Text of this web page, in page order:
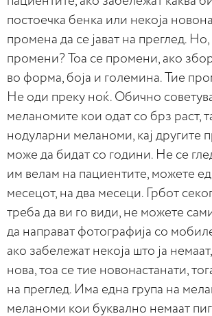
постоечка бенка или некоја
промена да се јават на преглед. Но,
промени? Тоа се промени, ако
во форма, боја и големина. Тие
Не оди преку ноќ. Обично
меланомите кои одат со брз раст,
нодуларни меланоми, кај другите
може да бидат со години. Не се
им велам на пациентите, можете
месецот, на два месеци. Грбот
треба да ви го види, не можете
да направат фотографија со
ако забележат некоја што ја
нова, тоа се тие новонастанати,
на преглед. Има една група на
меланоми кои буквално немаат